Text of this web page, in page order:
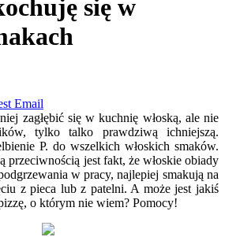
się w
Email
zagłębić się w kuchnię włoską, ale nie
tylko talko prawdziwą ichniejszą.
P. do wszelkich włoskich smaków.
przeciwnością jest fakt, że włoskie obiady
w pracy, najlepiej smakują na
z pieca lub z patelni. A może jest jakiś
o którym nie wiem? Pomocy!